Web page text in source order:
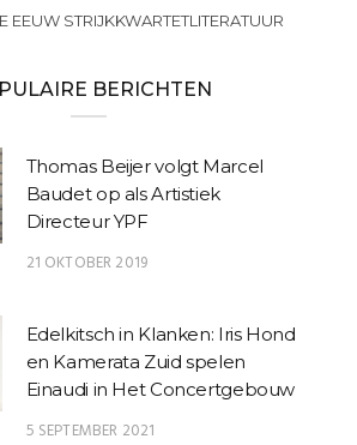
EEUW STRIJKKWARTETLITERATUUR
BERICHTEN
Thomas Beijer volgt Marcel
Baudet op als Artistiek
Directeur YPF
21 OKTOBER 2019
Edelkitsch in Klanken: Iris Hond
en Kamerata Zuid spelen
Einaudi in Het Concertgebouw
5 SEPTEMBER 2021